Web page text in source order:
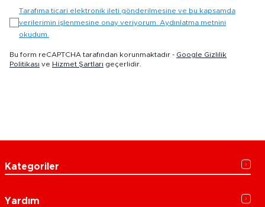
Tarafıma ticari elektronik ileti gönderilmesine ve bu kapsamda
verilerimin işlenmesine onay veriyorum. Aydınlatma metnini
okudum.
Bu form reCAPTCHA tarafından korunmaktadır - Google Gizlilik
Politikası ve Hizmet Şartları geçerlidir.
Kategoriler
Yardım